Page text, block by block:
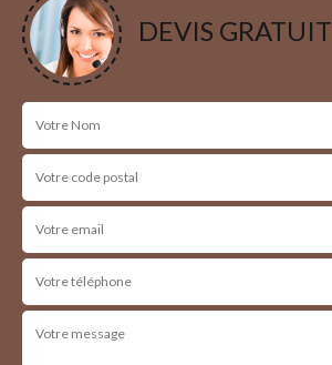
DEVIS GRATUIT